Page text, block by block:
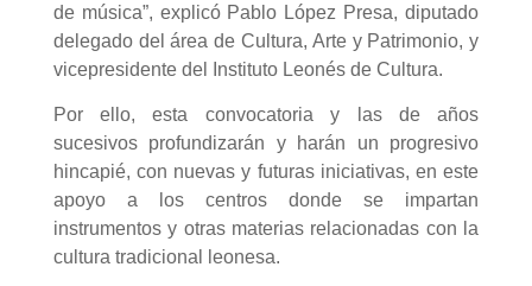
de música”, explicó Pablo López Presa, diputado
delegado del área de Cultura, Arte y Patrimonio, y
vicepresidente del Instituto Leonés de Cultura.
Por ello, esta convocatoria y las de años
sucesivos profundizarán y harán un progresivo
hincapié, con nuevas y futuras iniciativas, en este
apoyo a los centros donde se impartan
instrumentos y otras materias relacionadas con la
cultura tradicional leonesa.